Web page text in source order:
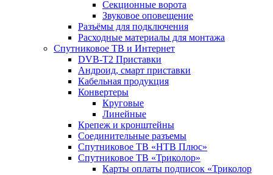
Секционные ворота
Звуковое оповещение
Разъёмы для подключения
Расходные материалы для монтажа
Спутниковое ТВ и Интернет
DVB-Т2 Приставки
Андроид, смарт приставки
Кабельная продукция
Конвертеры
Круговые
Линейные
Крепеж и кронштейны
Соединительные разъемы
Спутниковое ТВ «НТВ Плюс»
Спутниковое ТВ «Триколор»
Карты оплаты подписок «Триколор